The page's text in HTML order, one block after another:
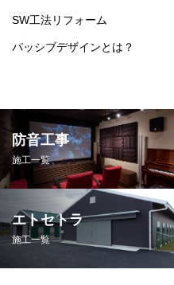
SW工法リフォーム
パッシブデザインとは？
防音工事
施工一覧
エトセトラ
施工一覧